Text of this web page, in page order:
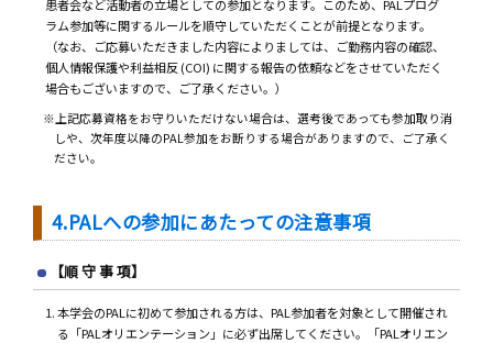
患者会など活動者の立場としての参加となります。このため、PALプログ
ラム参加等に関するルールを順守していただくことが前提となります。
（なお、ご応募いただきました内容によりましては、ご勤務内容の確認、
個人情報保護や利益相反 (COI) に関する報告の依頼などをさせていただく
場合もございますので、ご了承ください。）
※上記応募資格をお守りいただけない場合は、選考後であっても参加取り消
しや、次年度以降のPAL参加をお断りする場合がありますので、ご了承く
ださい。
4.PALへの参加にあたっての注意事項
【順 守 事 項】
本学会のPALに初めて参加される方は、PAL参加者を対象として開催され
る「PALオリエンテーション」に必ず出席してください。「PALオリエン